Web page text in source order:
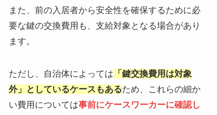
また、前の入居者から安全性を確保するために必
要な鍵の交換費用も、支給対象となる場合があり
ます。
ただし、自治体によっては 「鍵交換費用は対象
外」としているケースもあるため、これらの細か
い費用については事前にケースワーカーに確認し